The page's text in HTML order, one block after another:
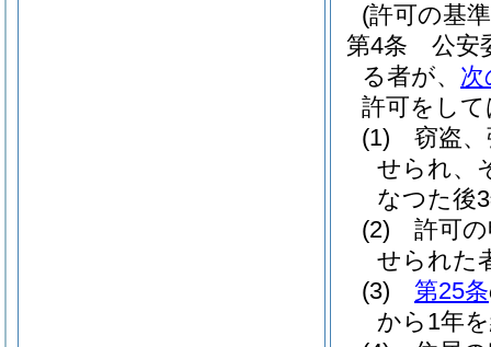
(許可の基
第4条
公安
る者が、 次
許可をし
(1)
窃盗
せられ、
なつた後
(2)
許可
せられた
(3)
第25条
から1年